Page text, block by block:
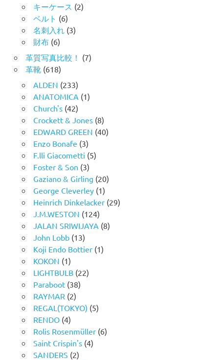
キーケース (2)
ベルト (6)
名刺入れ (3)
財布(6)
革質写真比較！ (7)
革靴(618)
ALDEN (233)
ANATOMICA (1)
Church's(42)
Crockett & Jones(8)
EDWARD GREEN (40)
Enzo Bonafe (3)
F.lli Giacometti (5)
Foster & Son (3)
Gaziano & Girling (20)
George Cleverley(1)
Heinrich Dinkelacker(29)
J.M.WESTON (124)
JALAN SRIWIJAYA (8)
John Lobb(13)
Koji Endo Bottier(1)
KOKON (1)
LIGHTBULB(22)
Paraboot(38)
RAYMAR (2)
REGAL(TOKYO) (5)
RENDO(4)
Rolis Rosenmüller(6)
Saint Crispin's(4)
SANDERS (2)